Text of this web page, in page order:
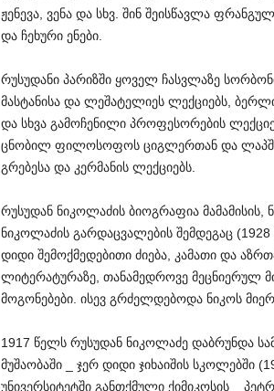
ჟენევა, ვენა და სხვ. შინ შეისწავლა
და ჩეხური ენები.
რუსუდანი პარიზში ყოველ ჩასვლაზე
მასტანისა და ლეშატელიეს ლექციებს,
და სხვა გამოჩენილი პროფესორების
ცნობილ ფილოსოფოს ციგლერთან და
გრებესა და კერმანის ლექციებს.
რუსუდან ნიკოლაძის ბიოგრაფია
ნიკოლაძის გარდაცვალების შემდეგაც
დიდი შემოქმედებითი ძიება, კამათი და
ლიტერატურაზე, თანამედროვე მეცნიერულ
მოგონებები. ისევ გრძელდებოდა ნიკოს
1917 წელს რუსუდან ნიკოლაძე დაბრუნდა
მუშაობაში _ ჯერ დიდი ჯიხაიშის სკოლებში
უნივერსიტეტში განთქმული ქიმიკოსის _